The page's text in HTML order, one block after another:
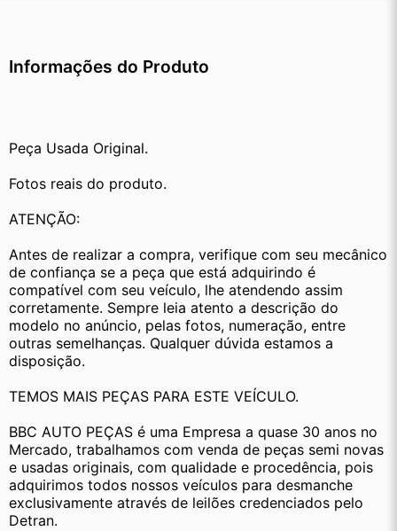
Informações do Produto
Peça Usada Original.
Fotos reais do produto.
ATENÇÃO:
Antes de realizar a compra, verifique com seu mecânico
de confiança se a peça que está adquirindo é
compatível com seu veículo, lhe atendendo assim
corretamente. Sempre leia atento a descrição do
modelo no anúncio, pelas fotos, numeração, entre
outras semelhanças. Qualquer dúvida estamos a
disposição.
TEMOS MAIS PEÇAS PARA ESTE VEÍCULO.
BBC AUTO PEÇAS é uma Empresa a quase 30 anos no
Mercado, trabalhamos com venda de peças semi novas
e usadas originais, com qualidade e procedência, pois
adquirimos todos nossos veículos para desmanche
exclusivamente através de leilões credenciados pelo
Detran.